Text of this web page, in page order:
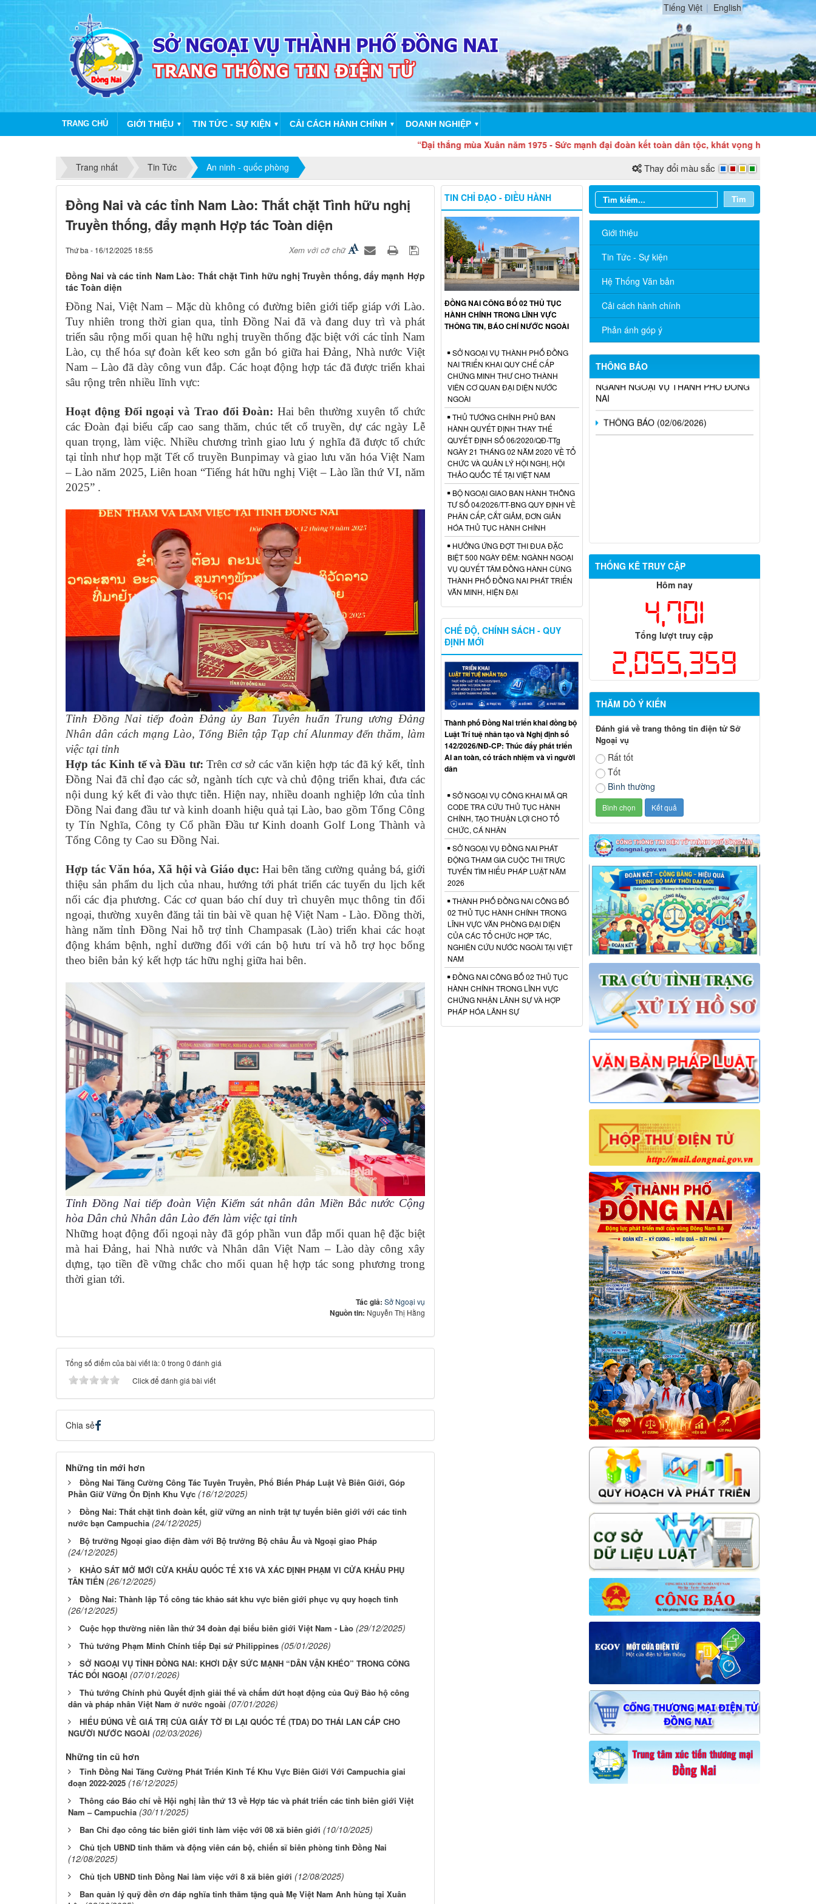
Tiếng Việt English
TRANG CHỦ GIỚI THIỆU ▼ TIN TỨC - SỰ KIỆN ▼ CẢI CÁCH HÀNH CHÍNH ▼ DOANH NGHIỆP ▼
“Đại thắng mùa Xuân năm 1975 - Sức mạnh đại đoàn kết toàn dân tộc, khát vọng hòa bình, độc lập
Trang nhất
Tin Tức An ninh - quốc phòng Thay đổi màu sắc
Đồng Nai và các tỉnh Nam Lào: Thắt chặt Tình hữu nghị
Truyền thống, đẩy mạnh Hợp tác Toàn diện
Thứ ba - 16/12/2025 18:55 Xem với cỡ chữ
Đồng Nai và các tỉnh Nam Lào: Thắt chặt Tình hữu nghị Truyền thống, đẩy mạnh Hợp
tác Toàn diện
Đồng Nai, Việt Nam – Mặc dù không có đường biên giới tiếp giáp với Lào.
Tuy nhiên trong thời gian qua, tỉnh Đồng Nai đã và đang duy trì và phát
triển sâu rộng mối quan hệ hữu nghị truyền thống đặc biệt với các tỉnh Nam
Lào, cụ thể hóa sự đoàn kết keo sơn gắn bó giữa hai Đảng, Nhà nước Việt
Nam – Lào đã dày công vun đắp. Các hoạt động hợp tác đã được triển khai
sâu rộng trên nhiều lĩnh vực:
Hoạt động Đối ngoại và Trao đổi Đoàn: Hai bên thường xuyên tổ chức
các Đoàn đại biểu cấp cao sang thăm, chúc tết cổ truyền, dự các ngày Lễ
quan trọng, làm việc. Nhiều chương trình giao lưu ý nghĩa đã được tổ chức
tại tỉnh như họp mặt Tết cổ truyền Bunpimay và giao lưu văn hóa Việt Nam
– Lào năm 2025, Liên hoan “Tiếng hát hữu nghị Việt – Lào lần thứ VI, năm
2025” .
Tỉnh Đồng Nai tiếp đoàn Đảng ủy Ban Tuyên huấn Trung ương Đảng
Nhân dân cách mạng Lào, Tổng Biên tập Tạp chí Alunmay đến thăm, làm
việc tại tỉnh
Hợp tác Kinh tế và Đầu tư: Trên cơ sở các văn kiện hợp tác đã ký kết, tỉnh
Đồng Nai đã chỉ đạo các sở, ngành tích cực và chủ động triển khai, đưa các
nội dung ký kết đi vào thực tiễn. Hiện nay, nhiều doanh nghiệp lớn của tỉnh
Đồng Nai đang đầu tư và kinh doanh hiệu quả tại Lào, bao gồm Tổng Công
ty Tín Nghĩa, Công ty Cổ phần Đầu tư Kinh doanh Golf Long Thành và
Tổng Công ty Cao su Đồng Nai.
Hợp tác Văn hóa, Xã hội và Giáo dục:Hai bên tăng cường quảng bá, giới
thiệu sản phẩm du lịch của nhau, hướng tới phát triển các tuyến du lịch kết
nối các địa phương. Các cơ quan báo chí duy trì chuyên mục thông tin đối
ngoại, thường xuyên đăng tải tin bài về quan hệ Việt Nam - Lào. Đồng thời,
hàng năm tỉnh Đồng Nai hỗ trợ tỉnh Champasak (Lào) triển khai các hoạt
động khám bệnh, nghỉ dưỡng đối với cán bộ hưu trí và hỗ trợ học bổng
theo biên bản ký kết hợp tác hữu nghị giữa hai bên.
Tỉnh Đồng Nai tiếp đoàn Viện Kiểm sát nhân dân Miền Bắc nước Cộng
hòa Dân chủ Nhân dân Lào đến làm việc tại tỉnh
Những hoạt động đối ngoại này đã góp phần vun đắp mối quan hệ đặc biệt
mà hai Đảng, hai Nhà nước và Nhân dân Việt Nam – Lào dày công xây
dựng, tạo tiền đề vững chắc cho mối quan hệ hợp tác song phương trong
thời gian tới.
Tác giả: Sở Ngoại vụ
Nguồn tin: Nguyễn Thị Hằng
Tổng số điểm của bài viết là: 0 trong 0 đánh giá
Click để đánh giá bài viết
Chia sẻ
Những tin mới hơn
Đồng Nai Tăng Cường Công Tác Tuyên Truyền, Phổ Biến Pháp Luật Về Biên Giới, Góp
Phần Giữ Vững Ổn Định Khu Vực (16/12/2025)
Đồng Nai: Thắt chặt tình đoàn kết, giữ vững an ninh trật tự tuyến biên giới với các tỉnh
nước bạn Campuchia (24/12/2025)
Bộ trưởng Ngoại giao điện đàm với Bộ trưởng Bộ châu Âu và Ngoại giao Pháp
(24/12/2025)
KHẢO SÁT MỞ MỚI CỬA KHẨU QUỐC TẾ X16 VÀ XÁC ĐỊNH PHẠM VI CỬA KHẨU PHỤ
TÂN TIẾN (26/12/2025)
Đồng Nai: Thành lập Tổ công tác khảo sát khu vực biên giới phục vụ quy hoạch tỉnh
(26/12/2025)
Cuộc họp thường niên lần thứ 34 đoàn đại biểu biên giới Việt Nam - Lào (29/12/2025)
Thủ tướng Phạm Minh Chính tiếp Đại sứ Philippines (05/01/2026)
SỞ NGOẠI VỤ TỈNH ĐỒNG NAI: KHƠI DẬY SỨC MẠNH “DÂN VẬN KHÉO” TRONG CÔNG
TÁC ĐỐI NGOẠI (07/01/2026)
Thủ tướng Chính phủ Quyết định giải thể và chấm dứt hoạt động của Quỹ Bảo hộ công
dân và pháp nhân Việt Nam ở nước ngoài (07/01/2026)
HIỂU ĐÚNG VỀ GIÁ TRỊ CỦA GIẤY TỜ ĐI LẠI QUỐC TẾ (TDA) DO THÁI LAN CẤP CHO
NGƯỜI NƯỚC NGOÀI (02/03/2026)
Những tin cũ hơn
Tỉnh Đồng Nai Tăng Cường Phát Triển Kinh Tế Khu Vực Biên Giới Với Campuchia giai
đoạn 2022-2025 (16/12/2025)
Thông cáo Báo chí về Hội nghị lần thứ 13 về Hợp tác và phát triển các tỉnh biên giới Việt
Nam – Campuchia (30/11/2025)
Ban Chỉ đạo công tác biên giới tỉnh làm việc với 08 xã biên giới (10/10/2025)
Chủ tịch UBND tỉnh thăm và động viên cán bộ, chiến sĩ biên phòng tỉnh Đồng Nai
(12/08/2025)
Chủ tịch UBND tỉnh Đồng Nai làm việc với 8 xã biên giới (12/08/2025)
Ban quản lý quỹ đền ơn đáp nghĩa tỉnh thăm tặng quà Mẹ Việt Nam Anh hùng tại Xuân
Tìm
Giới thiệu
Tin Tức - Sự kiện
Hệ Thống Văn bản
Cải cách hành chính
Phản ánh góp ý
THÔNG BÁO
Sở Ngoại vụ thông báo tuyển dụng
hợp đồng thực hiện nhiệm vụ công chức
TÍCH CỰC HƯỞNG ỨNG CUỘC THI
TRỰC TUYẾN “TÌM HIỂU PHÁP LUẬT”
NĂM 2026
CÔNG BỐ DANH MỤC THỦ TỤC
QUYỀN THUỘC PHẠM VI QUẢN LÝ CỦA
NGÀNH NGOẠI VỤ THÀNH PHỐ ĐỒNG
NAI
THÔNG BÁO (02/06/2026)
THỐNG KÊ TRUY CẬP
Hôm nay
4,701
Tổng lượt truy cập
2,055,359
THĂM DÒ Ý KIẾN
Đánh giá về trang thông tin điện tử Sở
Ngoại vụ
Rất tốt
Tốt
Bình thường
TIN CHỈ ĐẠO - ĐIỀU HÀNH
ĐỒNG NAI CÔNG BỐ 02 THỦ TỤC
HÀNH CHÍNH TRONG LĨNH VỰC
THÔNG TIN, BÁO CHÍ NƯỚC NGOÀI
SỞ NGOẠI VỤ THÀNH PHỐ ĐỒNG
NAI TRIỂN KHAI QUY CHẾ CẤP
CHỨNG MINH THƯ CHO THÀNH
VIÊN CƠ QUAN ĐẠI DIỆN NƯỚC
NGOÀI
THỦ TƯỚNG CHÍNH PHỦ BAN
HÀNH QUYẾT ĐỊNH THAY THẾ
QUYẾT ĐỊNH SỐ 06/2020/QĐ-TTg
NGÀY 21 THÁNG 02 NĂM 2020 VỀ TỔ
CHỨC VÀ QUẢN LÝ HỘI NGHỊ, HỘI
THẢO QUỐC TẾ TẠI VIỆT NAM
BỘ NGOẠI GIAO BAN HÀNH THÔNG
TƯ SỐ 04/2026/TT-BNG QUY ĐỊNH VỀ
PHÂN CẤP, CẮT GIẢM, ĐƠN GIẢN
HÓA THỦ TỤC HÀNH CHÍNH
HƯỞNG ỨNG ĐỢT THI ĐUA ĐẶC
BIỆT 500 NGÀY ĐÊM: NGÀNH NGOẠI
VỤ QUYẾT TÂM ĐỒNG HÀNH CÙNG
THÀNH PHỐ ĐỒNG NAI PHÁT TRIỂN
VĂN MINH, HIỆN ĐẠI
CHẾ ĐỘ, CHÍNH SÁCH - QUY
ĐỊNH MỚI
Thành phố Đồng Nai triển khai đồng bộ
Luật Trí tuệ nhân tạo và Nghị định số
142/2026/NĐ-CP: Thúc đẩy phát triển
AI an toàn, có trách nhiệm và vì người
dân
SỞ NGOẠI VỤ CÔNG KHAI MÃ QR
CODE TRA CỨU THỦ TỤC HÀNH
CHÍNH, TẠO THUẬN LỢI CHO TỔ
CHỨC, CÁ NHÂN
SỞ NGOẠI VỤ ĐỒNG NAI PHÁT
ĐỘNG THAM GIA CUỘC THI TRỰC
TUYẾN TÌM HIỂU PHÁP LUẬT NĂM
2026
THÀNH PHỐ ĐỒNG NAI CÔNG BỐ
02 THỦ TỤC HÀNH CHÍNH TRONG
LĨNH VỰC VĂN PHÒNG ĐẠI DIỆN
CỦA CÁC TỔ CHỨC HỢP TÁC,
NGHIÊN CỨU NƯỚC NGOÀI TẠI VIỆT
NAM
ĐỒNG NAI CÔNG BỐ 02 THỦ TỤC
HÀNH CHÍNH TRONG LĨNH VỰC
CHỨNG NHẬN LÃNH SỰ VÀ HỢP
PHÁP HÓA LÃNH SỰ